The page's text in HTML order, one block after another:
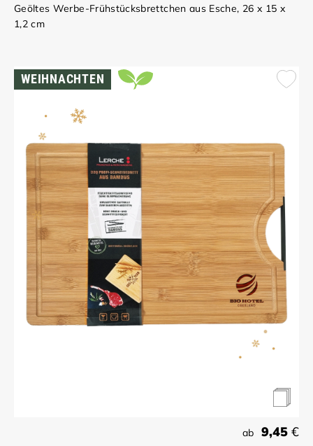
Geöltes Werbe-Frühstücksbrettchen aus Esche, 26 x 15 x
1,2 cm
WEIHNACHTEN
ab 9,45 €